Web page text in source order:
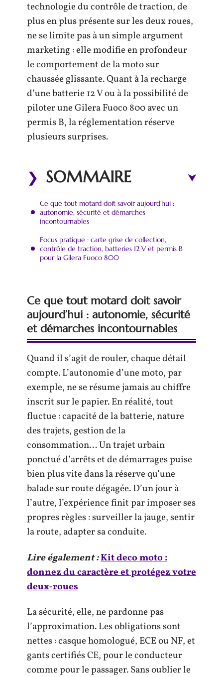
technologie du contrôle de traction, de
plus en plus présente sur les deux roues,
ne se limite pas à un simple argument
marketing : elle modifie en profondeur
le comportement de la moto sur
chaussée glissante. Quant à la recharge
d’une batterie 12 V ou à la possibilité de
piloter une Gilera Fuoco 800 avec un
permis B, la réglementation réserve
plusieurs surprises.
SOMMAIRE
Ce que tout motard doit savoir aujourd’hui :
autonomie, sécurité et démarches
incontournables
Focus pratique : carte grise de collection,
contrôle de traction, batteries 12 V et permis B
pour la Gilera Fuoco 800
Ce que tout motard doit savoir
aujourd’hui : autonomie, sécurité
et démarches incontournables
Quand il s’agit de rouler, chaque détail
compte. L’autonomie d’une moto, par
exemple, ne se résume jamais au chiffre
inscrit sur le papier. En réalité, tout
fluctue : capacité de la batterie, nature
des trajets, gestion de la
consommation… Un trajet urbain
ponctué d’arrêts et de démarrages puise
bien plus vite dans la réserve qu’une
balade sur route dégagée. D’un jour à
l’autre, l’expérience finit par imposer ses
propres règles : surveiller la jauge, sentir
la route, adapter sa conduite.
Lire également :Kit deco moto :
donnez du caractère et protégez votre
deux-roues
La sécurité, elle, ne pardonne pas
l’approximation. Les obligations sont
nettes : casque homologué, ECE ou NF, et
gants certifiés CE, pour le conducteur
comme pour le passager. Sans oublier le